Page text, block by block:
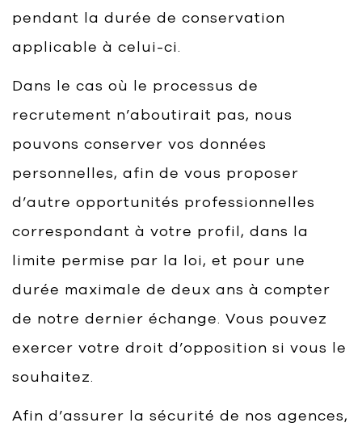
pendant la durée de conservation
applicable à celui-ci.
Dans le cas où le processus de
recrutement n’aboutirait pas, nous
pouvons conserver vos données
personnelles, afin de vous proposer
d’autre opportunités professionnelles
correspondant à votre profil, dans la
limite permise par la loi, et pour une
durée maximale de deux ans à compter
de notre dernier échange. Vous pouvez
exercer votre droit d’opposition si vous le
souhaitez.
Afin d’assurer la sécurité de nos agences,